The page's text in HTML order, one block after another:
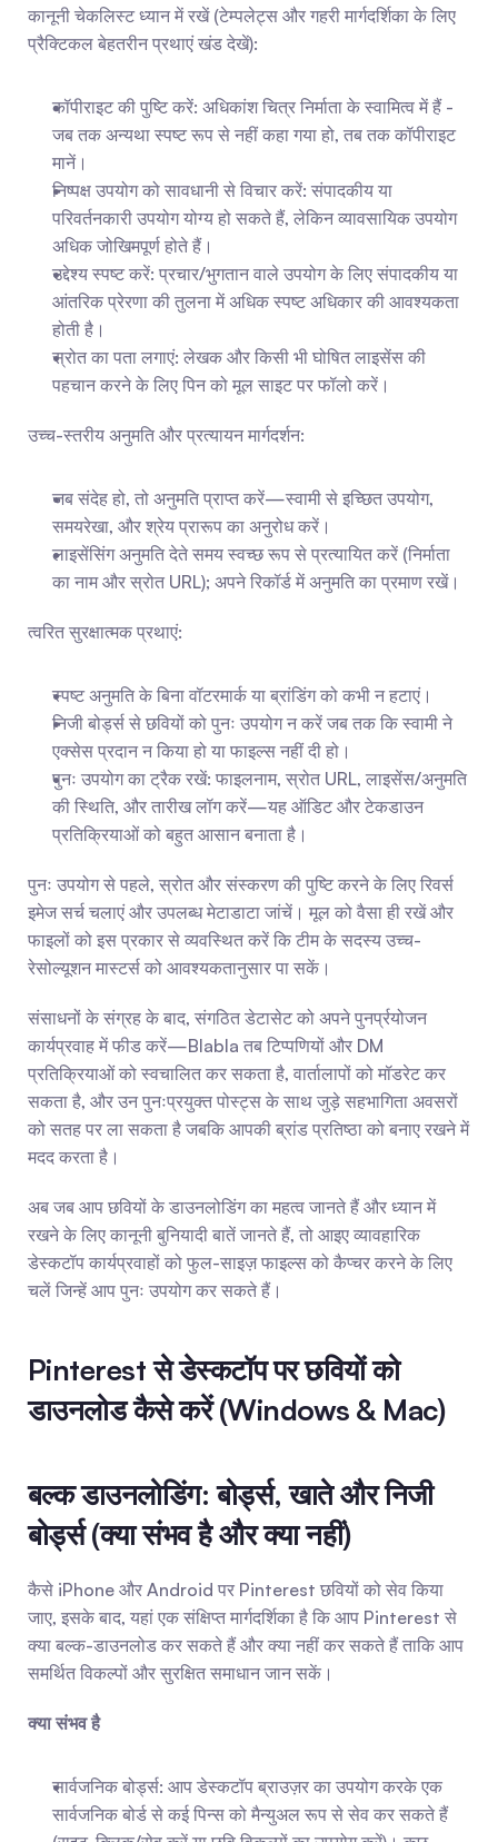
कानूनी चेकलिस्ट ध्यान में रखें (टेम्पलेट्स और गहरी मार्गदर्शिका के लिए
प्रैक्टिकल बेहतरीन प्रथाएं खंड देखें):
कॉपीराइट की पुष्टि करें: अधिकांश चित्र निर्माता के स्वामित्व में हैं -
जब तक अन्यथा स्पष्ट रूप से नहीं कहा गया हो, तब तक कॉपीराइट
मानें।
निष्पक्ष उपयोग को सावधानी से विचार करें: संपादकीय या
परिवर्तनकारी उपयोग योग्य हो सकते हैं, लेकिन व्यावसायिक उपयोग
अधिक जोखिमपूर्ण होते हैं।
उद्देश्य स्पष्ट करें: प्रचार/भुगतान वाले उपयोग के लिए संपादकीय या
आंतरिक प्रेरणा की तुलना में अधिक स्पष्ट अधिकार की आवश्यकता
होती है।
स्रोत का पता लगाएं: लेखक और किसी भी घोषित लाइसेंस की
पहचान करने के लिए पिन को मूल साइट पर फॉलो करें।
उच्च-स्तरीय अनुमति और प्रत्यायन मार्गदर्शन:
जब संदेह हो, तो अनुमति प्राप्त करें—स्वामी से इच्छित उपयोग,
समयरेखा, और श्रेय प्रारूप का अनुरोध करें।
लाइसेंसिंग अनुमति देते समय स्वच्छ रूप से प्रत्यायित करें (निर्माता
का नाम और स्रोत URL); अपने रिकॉर्ड में अनुमति का प्रमाण रखें।
त्वरित सुरक्षात्मक प्रथाएं:
स्पष्ट अनुमति के बिना वॉटरमार्क या ब्रांडिंग को कभी न हटाएं।
निजी बोर्ड्स से छवियों को पुनः उपयोग न करें जब तक कि स्वामी ने
एक्सेस प्रदान न किया हो या फाइल्स नहीं दी हो।
पुनः उपयोग का ट्रैक रखें: फाइलनाम, स्रोत URL, लाइसेंस/अनुमति
की स्थिति, और तारीख लॉग करें—यह ऑडिट और टेकडाउन
प्रतिक्रियाओं को बहुत आसान बनाता है।
पुनः उपयोग से पहले, स्रोत और संस्करण की पुष्टि करने के लिए रिवर्स
इमेज सर्च चलाएं और उपलब्ध मेटाडाटा जांचें। मूल को वैसा ही रखें और
फाइलों को इस प्रकार से व्यवस्थित करें कि टीम के सदस्य उच्च-
रेसोल्यूशन मास्टर्स को आवश्यकतानुसार पा सकें।
संसाधनों के संग्रह के बाद, संगठित डेटासेट को अपने पुनर्प्रयोजन
कार्यप्रवाह में फीड करें—Blabla तब टिप्पणियों और DM
प्रतिक्रियाओं को स्वचालित कर सकता है, वार्तालापों को मॉडरेट कर
सकता है, और उन पुनःप्रयुक्त पोस्ट्स के साथ जुड़े सहभागिता अवसरों
को सतह पर ला सकता है जबकि आपकी ब्रांड प्रतिष्ठा को बनाए रखने में
मदद करता है।
अब जब आप छवियों के डाउनलोडिंग का महत्व जानते हैं और ध्यान में
रखने के लिए कानूनी बुनियादी बातें जानते हैं, तो आइए व्यावहारिक
डेस्कटॉप कार्यप्रवाहों को फुल-साइज़ फाइल्स को कैप्चर करने के लिए
चलें जिन्हें आप पुनः उपयोग कर सकते हैं।
Pinterest से डेस्कटॉप पर छवियों को
डाउनलोड कैसे करें (Windows & Mac)
बल्क डाउनलोडिंग: बोर्ड्स, खाते और निजी
बोर्ड्स (क्या संभव है और क्या नहीं)
कैसे iPhone और Android पर Pinterest छवियों को सेव किया
जाए, इसके बाद, यहां एक संक्षिप्त मार्गदर्शिका है कि आप Pinterest से
क्या बल्क-डाउनलोड कर सकते हैं और क्या नहीं कर सकते हैं ताकि आप
समर्थित विकल्पों और सुरक्षित समाधान जान सकें।
क्या संभव है
सार्वजनिक बोर्ड्स: आप डेस्कटॉप ब्राउज़र का उपयोग करके एक
सार्वजनिक बोर्ड से कई पिन्स को मैन्युअल रूप से सेव कर सकते हैं